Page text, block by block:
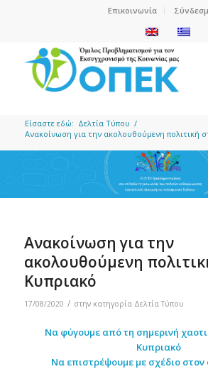
Επικοινωνία
Είσαστε εδώ: Δελτία Τύπου /
Ανακοίνωση για την ακολουθούμενη πολιτική
Ανακοίνωση για την
ακολουθούμενη
Κυπριακό
17/08/2020 / στην κατηγορία Δελτία Τύπου
Να φύγουμε από τη σημερινή
Κυπριακό
Να επιστρέψουμε με σχέδιο στον